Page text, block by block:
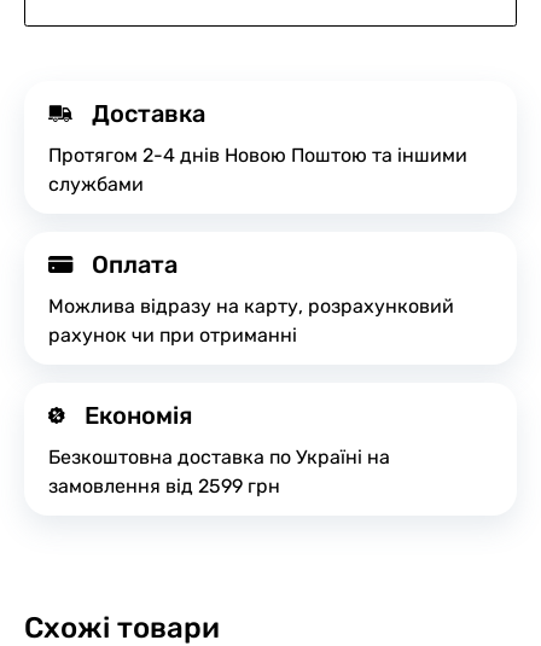
Доставка
Протягом 2-4 днів Новою Поштою та іншими
службами
Оплата
Можлива відразу на карту, розрахунковий
рахунок чи при отриманні
Економія
Безкоштовна доставка по Україні на
замовлення від 2599 грн
Схожі товари